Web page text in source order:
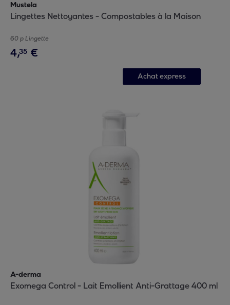
Mustela
Lingettes Nettoyantes - Compostables à la Maison
60 p Lingette
4,35 €
Achat express
A-derma
Exomega Control - Lait Emollient Anti-Grattage 400 ml